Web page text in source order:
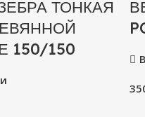
ТОНКАЯ
150/150